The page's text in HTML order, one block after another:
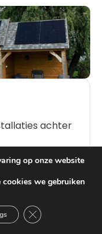
achter
(FAQ)
op onze website
we gebruiken
Close GDPR